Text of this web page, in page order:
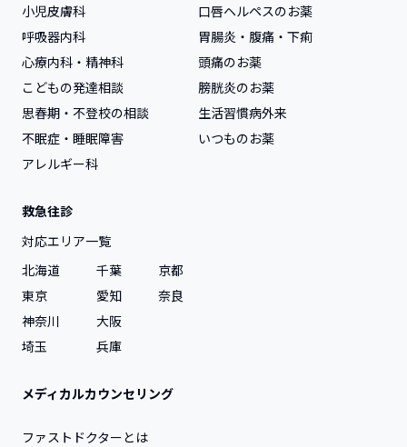
その他の症状を選ぶ
小児皮膚科
呼吸器内科
心療内科・精神科
こどもの発達相談
思春期・不登校の相談
不眠症・睡眠障害
アレルギー科
口唇ヘルペスのお薬
胃腸炎・腹痛・下痢
頭痛のお薬
膀胱炎のお薬
生活習慣病外来
いつものお薬
救急往診
対応エリア一覧
北海道
東京
神奈川
埼玉
千葉
愛知
大阪
兵庫
京都
奈良
メディカルカウンセリング
ファストドクターとは